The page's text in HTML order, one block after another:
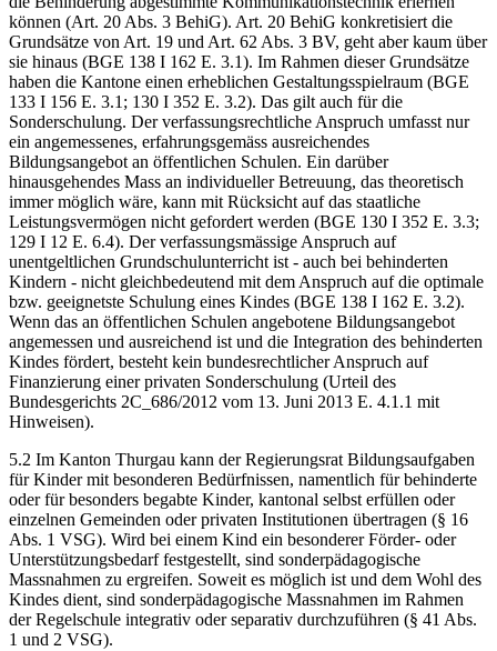
können (Art. 20 Abs. 3 BehiG). Art. 20 BehiG konkretisiert die
Grundsätze von Art. 19 und Art. 62 Abs. 3 BV, geht aber kaum über
sie hinaus (BGE 138 I 162 E. 3.1). Im Rahmen dieser Grundsätze
haben die Kantone einen erheblichen Gestaltungsspielraum (BGE
133 I 156 E. 3.1; 130 I 352 E. 3.2). Das gilt auch für die
Sonderschulung. Der verfassungsrechtliche Anspruch umfasst nur
ein angemessenes, erfahrungsgemäss ausreichendes
Bildungsangebot an öffentlichen Schulen. Ein darüber
hinausgehendes Mass an individueller Betreuung, das theoretisch
immer möglich wäre, kann mit Rücksicht auf das staatliche
Leistungsvermögen nicht gefordert werden (BGE 130 I 352 E. 3.3;
129 I 12 E. 6.4). Der verfassungsmässige Anspruch auf
unentgeltlichen Grundschulunterricht ist - auch bei behinderten
Kindern - nicht gleichbedeutend mit dem Anspruch auf die optimale
bzw. geeignetste Schulung eines Kindes (BGE 138 I 162 E. 3.2).
Wenn das an öffentlichen Schulen angebotene Bildungsangebot
angemessen und ausreichend ist und die Integration des behinderten
Kindes fördert, besteht kein bundesrechtlicher Anspruch auf
Finanzierung einer privaten Sonderschulung (Urteil des
Bundesgerichts 2C_686/2012 vom 13. Juni 2013 E. 4.1.1 mit
Hinweisen).
5.2 Im Kanton Thurgau kann der Regierungsrat Bildungsaufgaben
für Kinder mit besonderen Bedürfnissen, namentlich für behinderte
oder für besonders begabte Kinder, kantonal selbst erfüllen oder
einzelnen Gemeinden oder privaten Institutionen übertragen (§ 16
Abs. 1 VSG). Wird bei einem Kind ein besonderer Förder- oder
Unterstützungsbedarf festgestellt, sind sonderpädagogische
Massnahmen zu ergreifen. Soweit es möglich ist und dem Wohl des
Kindes dient, sind sonderpädagogische Massnahmen im Rahmen
der Regelschule integrativ oder separativ durchzuführen (§ 41 Abs.
1 und 2 VSG).